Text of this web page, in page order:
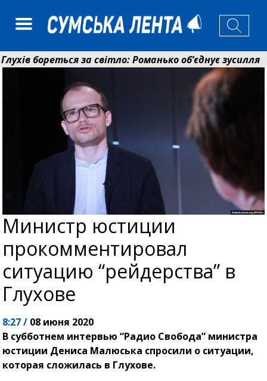
бореться за світло: Романько об’єднує зусилля
фонд Сумщини спрямував 0,2 млрд грн на
Министр юстиции
прокомментировал
ситуацию “рейдерства” в
Глухове
8:27 / 08 июня 2020
В субботнем интервью “Радио Свобода” министра
юстиции Дениса Малюська спросили о ситуации,
которая сложилась в Глухове.